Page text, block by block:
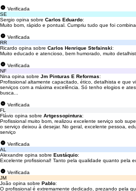
Verificada
SE
Sergio opina sobre Carlos Eduardo:
Muito bom, rápido e pontual. Cumpriu tudo que foi
Verificada
RR
Ricardo opina sobre Carlos Henrique Stefainski:
Muito educado e atencioso, bem humorado, muito
Verificada
NF
Nina opina sobre Jm Pinturas E Reformas:
Profissional altamente capacitado, ético, detalhista e que
serviços com a máxima excelência. Só tenho elogios e
busca...
Verificada
FL
Flávio opina sobre Artgessopintura:
Profissional muito bom, realizou excelente serviço sob
o serviço deixou à desejar. No geral, excelente pessoa,
serviço
Verificada
AL
Alexandre opina sobre Eustáquio:
Excelente profissional! Tanto pela qualidade quanto pela
Verificada
JM
João opina sobre Pablo:
O profissional é extremamente dedicado, prezando pela